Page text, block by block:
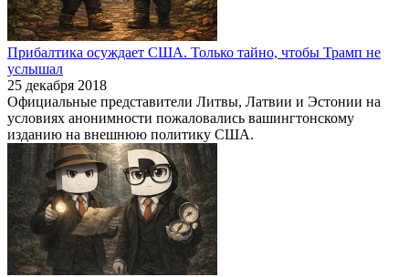
Прибалтика осуждает США. Только тайно, чтобы Трамп не
услышал
25 декабря 2018
Официальные представители Литвы, Латвии и Эстонии на
условиях анонимности пожаловались вашингтонскому
изданию на внешнюю политику США.